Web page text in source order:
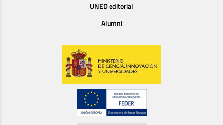
UNED editorial
Alumni